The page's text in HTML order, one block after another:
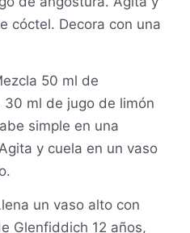
cóctel. Decora con una
50 ml de
30 ml de jugo de limón
simple en una
y cuela en un vaso
un vaso alto con
Glenfiddich 12 años,